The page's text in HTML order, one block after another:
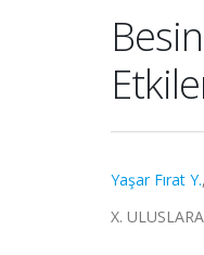
Yaşar Fırat Y.,
X.